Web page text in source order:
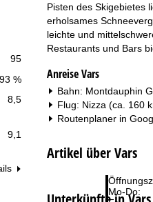
Mo-Do:
95
93 %
8,5
9,1
t
Pisten des Skigebietes
erholsames
leichte und
Restaurants und Bars
Anreise Vars
Bahn: Montdauphin
Flug: Nizza (ca. 160
Routenplaner in
Artikel über Vars